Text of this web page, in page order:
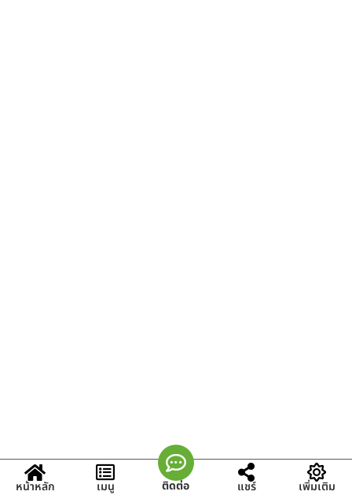
หน้าหลัก เมนู ติดต่อ แชร์ เพิ่มเติม